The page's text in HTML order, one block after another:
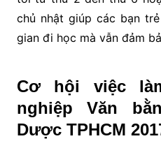
chủ nhật giúp các bạn
gian đi học mà vẫn đảm
Cơ hội việc
nghiệp Văn
Dược TPHCM